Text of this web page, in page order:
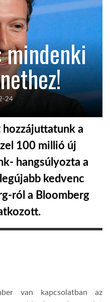
mindenki
24
a
100 millió új
hangsúlyozta a
kedvenc
ról a Bloomberg
van kapcsolatban az